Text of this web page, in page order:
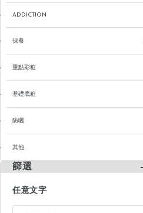
ADDICTION
保養
重點彩粧
基礎底粧
防曬
其他
篩選
任意文字